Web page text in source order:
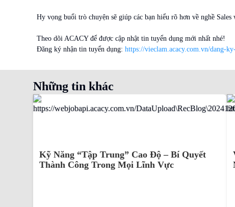
Hy vọng buổi trò chuyện sẽ giúp các bạn hiểu rõ hơn về nghề Sales
Theo dõi ACACY để được cập nhật tin tuyển dụng mới nhất nhé!
Đăng ký nhận tin tuyển dụng: https://vieclam.acacy.com.vn/dang-
Những tin khác
Kỹ Năng “Tập Trung” Cao Độ – Bí Quyết
Thành Công Trong Mọi Lĩnh Vực